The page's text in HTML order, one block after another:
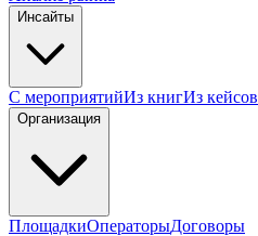
Инсайты
С мероприятийИз книгИз кейсов
Организация
ПлощадкиОператорыДоговоры